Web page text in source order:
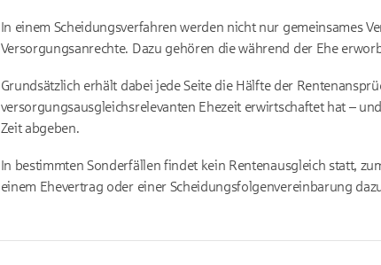
In einem Scheidungsverfahren werden nicht nur gemeinsames
Versorgungsanrechte. Dazu gehören die während der Ehe
Grundsätzlich erhält dabei jede Seite die Hälfte der
versorgungsausgleichsrelevanten Ehezeit erwirtschaftet hat –
Zeit abgeben.
In bestimmten Sonderfällen findet kein Rentenausgleich statt,
einem Ehevertrag oder einer Scheidungsfolgenvereinbarung